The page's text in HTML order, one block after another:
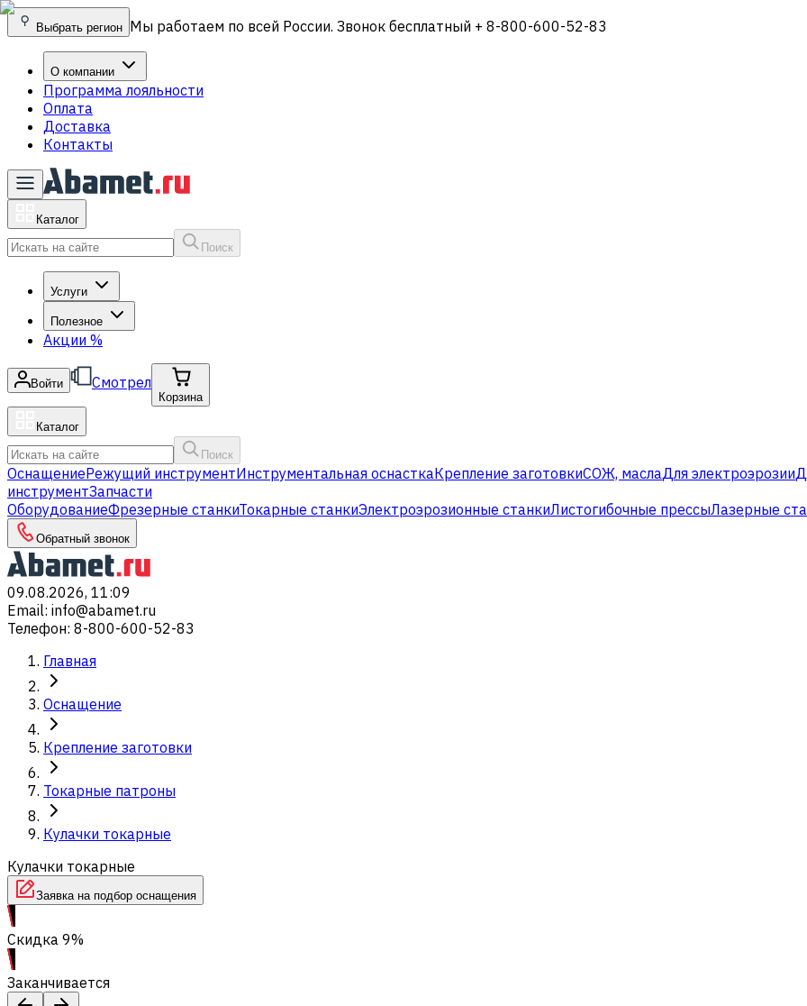
Выбрать регион Мы работаем по всей России. Звонок бесплатный + 8-800-600-52-83
О компании
Программа лояльности
Оплата
Доставка
Контакты
Каталог
Поиск
Услуги
Полезное
Акции %
Войти Смотрел
Корзина
Каталог
Поиск
ОснащениеРежущий инструментИнструментальная оснасткаКрепление заготовкиСОЖ, маслаДля электроэрозии
инструментЗапчасти
ОборудованиеФрезерные станкиТокарные станкиЭлектроэрозионные станкиЛистогибочные прессыЛазерные
Обратный звонок
09.08.2026, 11:09
Email: info@abamet.ru
Телефон: 8-800-600-52-83
Главная
Оснащение
Крепление заготовки
Токарные патроны
Кулачки токарные
Кулачки токарные
Заявка на подбор оснащения
Скидка 9%
Заканчивается